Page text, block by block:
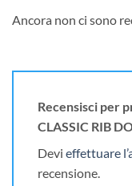
Ancora non ci sono
Recensisci per
CLASSIC RIB
Devi effettuare
recensione.